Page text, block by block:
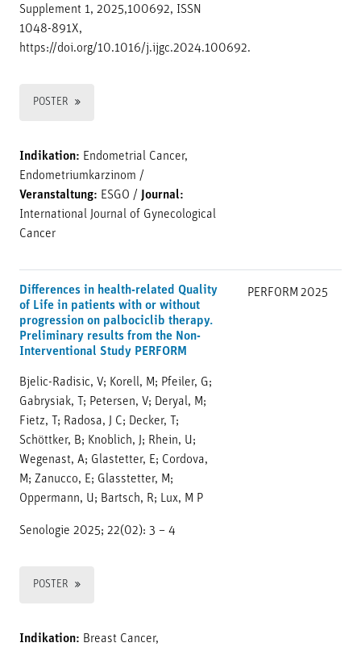
Supplement 1, 2025,100692, ISSN
1048-891X,
https://doi.org/10.1016/j.ijgc.2024.100692.
POSTER
Indikation: Endometrial Cancer,
Endometriumkarzinom /
Veranstaltung: ESGO /
Journal:
International Journal of Gynecological
Cancer
Differences in health-related Quality
of Life in patients with or without
progression on palbociclib therapy.
Preliminary results from the Non-
Interventional Study PERFORM
Bjelic-Radisic, V; Korell, M; Pfeiler, G;
Gabrysiak, T; Petersen, V; Deryal, M;
Fietz, T; Radosa, J C; Decker, T;
Schöttker, B; Knoblich, J; Rhein, U;
Wegenast, A; Glastetter, E; Cordova,
M; Zanucco, E; Glasstetter, M;
Oppermann, U; Bartsch, R; Lux, M P
Senologie 2025; 22(02): 3 – 4
POSTER
Indikation: Breast Cancer,
PERFORM 2025